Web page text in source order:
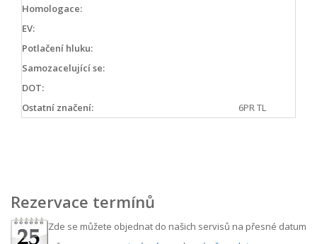
Homologace:
EV:
Potlačení hluku:
Samozacelující se:
DOT:
Ostatní značení:
6PR TL
Rezervace termínů
Zde se můžete objednat do našich servisů na přesné datum